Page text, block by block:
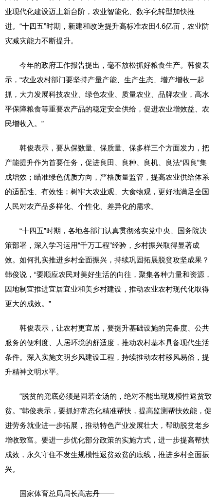
业现代化建设迈上新台阶，农业智能化、数字化转型加快推
进。“十四五”时期，新建和改造提升高标准农田4.6亿亩，农业防
灾减灾能力不断提升。
今年的政府工作报告提出，毫不放松抓好粮食生产。韩俊表
示，“农业农村部门要坚持产量产能、生产生态、增产增收一起
抓，大力发展科技农业、绿色农业、质量农业、品牌农业，高水
平保障粮食等重要农产品的稳定安全供给，促进农业增效益、农
民增收入。”
韩俊表示，要从保数量、保质量、保多样三个方面发力，把
产能提升作为首要任务，促进良田、良种、良机、良法“四良”集
成增效；瞄准绿色优质方向，严格质量监管，提高农业供给体系
的适配性、有效性；树牢大农业观、大食物观，更好地满足全国
人民对农产品多样化、个性化、差异化的需求。
“十四五”时期，各地各部门认真贯彻落实党中央、国务院决
策部署，深入学习运用“千万工程”经验，乡村振兴取得显著成
效。如何扎实推进乡村全面振兴，持续巩固拓展脱贫攻坚成果？
韩俊说，“要顺应农民对美好生活的向往，聚集各种力量和资源，
因地制宜推进宜居宜业和美乡村建设，推动农业农村现代化取得
更大的成效。”
韩俊表示，让农村更宜居，要提升基础设施的完备度、公共
服务的便利度、人居环境的舒适度，推动农村基本具备现代生活
条件。深入实施文明乡风建设工程，持续推动农村移风易俗，提
升精神文明水平。
“脱贫的兜底必须是固若金汤的，绝对不能出现规模性返贫致
贫。”韩俊表示，要抓好常态化精准帮扶，提高监测帮扶效能，促
进劳务就业进一步拓展，推动特色产业发展壮大，帮助脱贫老乡
增收致富。要进一步优化部分政策的实施方式，进一步提高帮扶
成效，永久守住不发生规模性返贫致贫的底线，推进乡村全面振
兴。
国家体育总局局长高志丹——